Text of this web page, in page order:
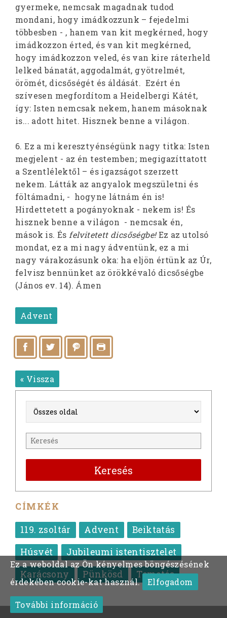
gyermeke, nemcsak magadnak tudod
mondani, hogy imádkozzunk – fejedelmi
többesben - , hanem van kit megkérned, hogy
imádkozzon érted, és van kit megkérned,
hogy imádkozzon veled, és van kire ráterheld
lelked bánatát, aggodalmát, gyötrelmét,
örömét, dicsőségét és áldását. Ezért én
szívesen megfordítom a Heidelbergi Kátét,
így: Isten nemcsak nekem, hanem másoknak
is... adott hitet. Hisznek benne a világon.
6. Ez a mi keresztyénségünk nagy titka: Isten
megjelent - az én testemben; megigazíttatott
a Szentlélektől – és igazságot szerzett
nekem. Látták az angyalok megszületni és
föltámadni, - hogyne látnám én is!
Hirdettetett a pogányoknak - nekem is! És
hisznek benne a világon - nemcsak én,
mások is. És felvitetett dicsőségbe!Ez az utolsó
mondat, ez a mi nagy ádventünk, ez a mi
nagy várakozásunk oka: ha eljön értünk az Úr,
felvisz bennünket az örökkévaló dicsőségbe
(János ev. 14). Ámen
Advent
« Vissza
Keresés
CÍMKÉK
119. zsoltár
Advent
Beiktatás
Húsvét
Jubileumi istentisztelet
Karácsony
Pünkösd Temetés
Ez a weboldal az Ön kényelmes böngészésének
érdekében cookie-kat használ. Elfogadom
További információ